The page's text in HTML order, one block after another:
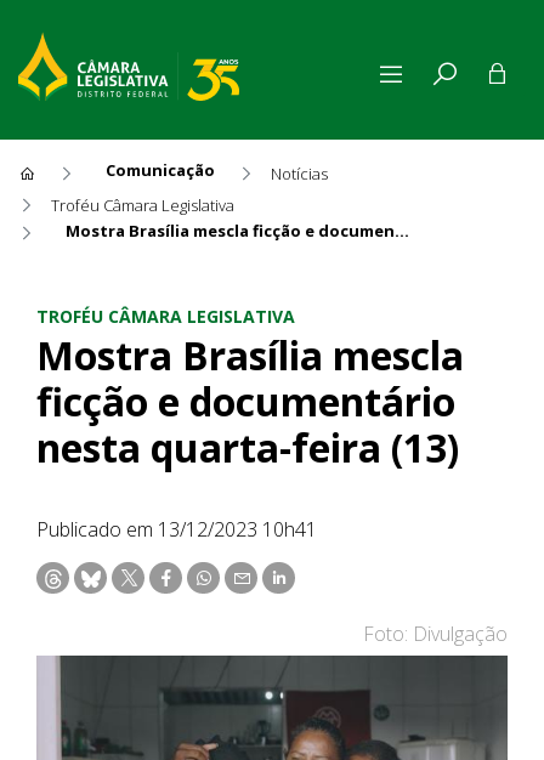
Comunicação
Notícias
Troféu Câmara Legislativa
Mostra Brasília mescla ficção e documentário nesta quarta-feira (13)
TROFÉU CÂMARA LEGISLATIVA
Mostra Brasília mescla
ficção e documentário
nesta quarta-feira (13)
Publicado em 13/12/2023 10h41
Foto: Divulgação